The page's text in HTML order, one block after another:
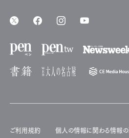
ご利用規約 個人の情報に関わる情報の